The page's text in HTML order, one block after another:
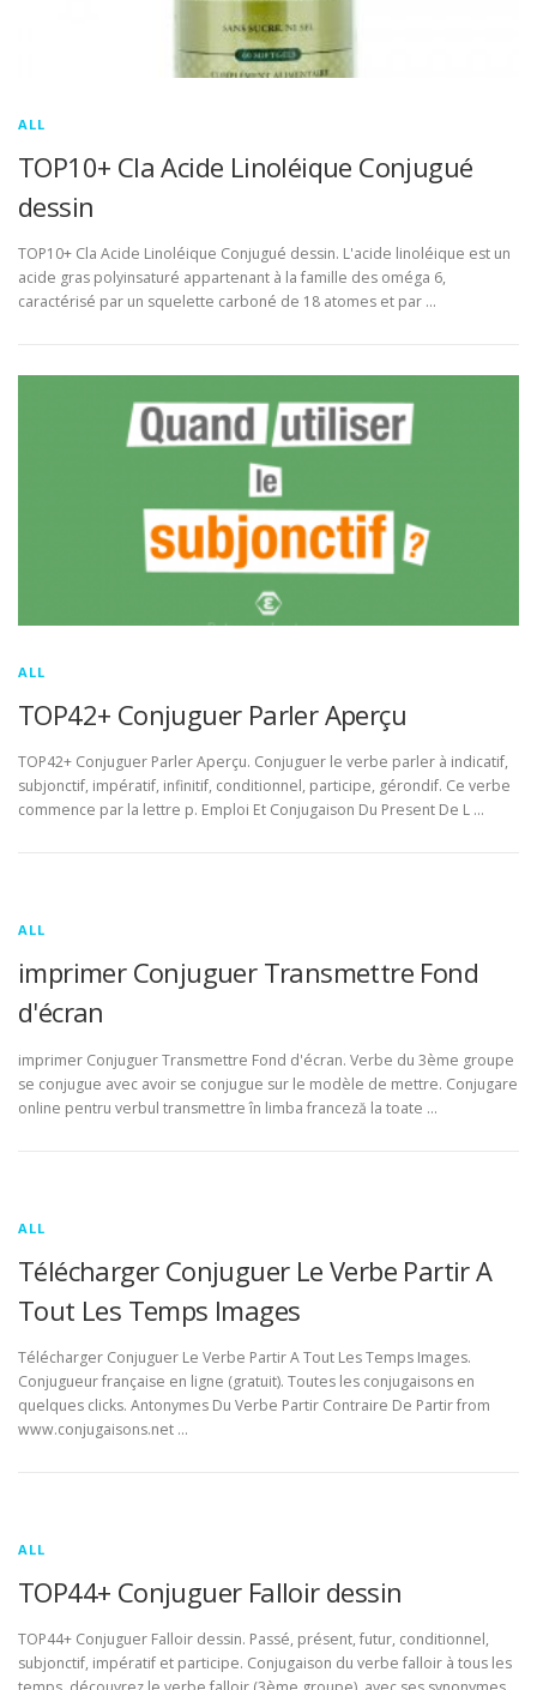
ALL
TOP10+ Cla Acide Linoléique Conjugué
dessin
TOP10+ Cla Acide Linoléique Conjugué dessin. L'acide linoléique est un
acide gras polyinsaturé appartenant à la famille des oméga 6,
caractérisé par un squelette carboné de 18 atomes et par …
ALL
TOP42+ Conjuguer Parler Aperçu
TOP42+ Conjuguer Parler Aperçu. Conjuguer le verbe parler à indicatif,
subjonctif, impératif, infinitif, conditionnel, participe, gérondif. Ce verbe
commence par la lettre p. Emploi Et Conjugaison Du Present De L …
ALL
imprimer Conjuguer Transmettre Fond
d'écran
imprimer Conjuguer Transmettre Fond d'écran. Verbe du 3ème groupe
se conjugue avec avoir se conjugue sur le modèle de mettre. Conjugare
online pentru verbul transmettre în limba franceză la toate …
ALL
Télécharger Conjuguer Le Verbe Partir A
Tout Les Temps Images
Télécharger Conjuguer Le Verbe Partir A Tout Les Temps Images.
Conjugueur française en ligne (gratuit). Toutes les conjugaisons en
quelques clicks. Antonymes Du Verbe Partir Contraire De Partir from
www.conjugaisons.net …
ALL
TOP44+ Conjuguer Falloir dessin
TOP44+ Conjuguer Falloir dessin. Passé, présent, futur, conditionnel,
subjonctif, impératif et participe. Conjugaison du verbe falloir à tous les